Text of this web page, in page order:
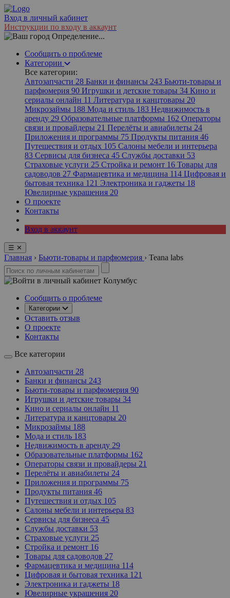
Вход в личный кабинет
Инструкции по входу в аккаунт
Определение...
Сообщить о проблеме
Категории
Все категории:
Автозапчасти 28 Банки и финансы 243 Бьюти-товары и
парфюмерия 90 Игрушки и детские товары 34 Кино и
сериалы онлайн 11 Литература и канцтовары 20
Микрозаймы 188 Мода и стиль 183 Недвижимость в
аренду 29 Образовательные платформы 162 Операторы
связи и провайдеры 21 Перелёты и авиабилеты 24
Приложения и программы 75 Продукты питания 46
Путешествия и отдых 105 Салоны мебели и интерьера
83 Сервисы для бизнеса 45 Службы доставки 53
Страховые услуги 25 Стройка и ремонт 16 Товары для
садоводов 27 Фармацевтика и медицина 114 Цифровая и
бытовая техника 121 Электроника и гаджеты 18
Ювелирные украшения 20
О проекте
Контакты
Вход в аккаунт
☰ ✕
Главная › Бьюти-товары и парфюмерия › Teana labs
Колумбус
Сообщить о проблеме
Категории
Оставить отзыв
О проекте
Контакты
Все категории
Автозапчасти 28
Банки и финансы 243
Бьюти-товары и парфюмерия 90
Игрушки и детские товары 34
Кино и сериалы онлайн 11
Литература и канцтовары 20
Микрозаймы 188
Мода и стиль 183
Недвижимость в аренду 29
Образовательные платформы 162
Операторы связи и провайдеры 21
Перелёты и авиабилеты 24
Приложения и программы 75
Продукты питания 46
Путешествия и отдых 105
Салоны мебели и интерьера 83
Сервисы для бизнеса 45
Службы доставки 53
Страховые услуги 25
Стройка и ремонт 16
Товары для садоводов 27
Фармацевтика и медицина 114
Цифровая и бытовая техника 121
Электроника и гаджеты 18
Ювелирные украшения 20